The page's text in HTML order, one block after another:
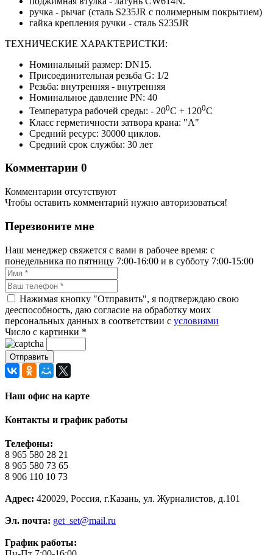
ручка - рычаг (сталь S235JR с полимерным покрытием)
гайка крепления ручки - сталь S235JR
ТЕХНИЧЕСКИЕ ХАРАКТЕРИСТКИ:
Номинальный размер: DN15.
Присоединительная резьба G: 1/2
Резьба: внутренняя - внутренняя
Номинальное давление PN: 40
Температура рабочей среды: - 200C + 1200C
Класс герметичности затвора крана: "А"
Средний ресурс: 30000 циклов.
Средний срок службы: 30 лет
Комментарии 0
Комментарии отсутствуют
Чтобы оставить комментарий нужно авторизоваться!
Перезвоните мне
Наш менеджер свяжется с вами в рабочее время: с
понедельника по пятницу 7:00-16:00 и в субботу 7:00-15:00
Нажимая кнопку "Отправить", я подтверждаю свою
дееспособность, даю согласие на обработку моих
персональных данных в соответствии с условиями
Число с картинки *
Наш офис на карте
Контакты и график работы
Телефоны:
8 965 580 28 21
8 965 580 73 65
8 906 110 10 73
Адрес: 420029, Россия, г.Казань, ул. Журналистов, д.101
Эл. почта: get_set@mail.ru
График работы: